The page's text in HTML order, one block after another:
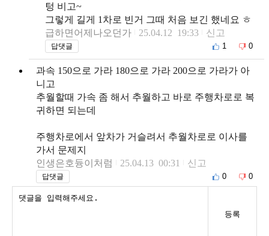
텅 비고~
그렇게 길게 1차로 빈거 그때 처음 보긴 했네요 ㅎ
급하면어제나오던가
25.04.12 19:33 신고
답댓글 1 0
과속 150으로 가라 180으로 가라 200으로 가라가 아
니고
추월할때 가속 좀 해서 추월하고 바로 주행차로로 복
귀하면 되는데
주행차로에서 앞차가 거슬려서 추월차로로 이사를
가서 문제지
인생은호듕이처럼
25.04.13 00:31 신고
답댓글 0 0
등록